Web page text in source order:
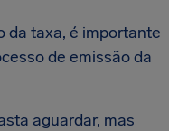
da taxa, é importante
de emissão da
aguardar, mas